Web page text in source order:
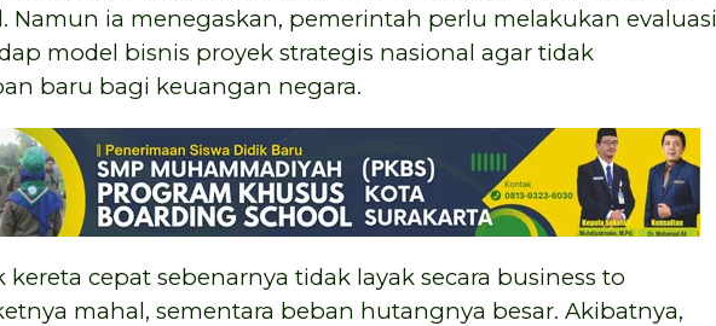
Namun ia menegaskan, pemerintah perlu melakukan evaluasi
model bisnis proyek strategis nasional agar tidak
baru bagi keuangan negara.
kereta cepat sebenarnya tidak layak secara business to
mahal, sementara beban hutangnya besar. Akibatnya,